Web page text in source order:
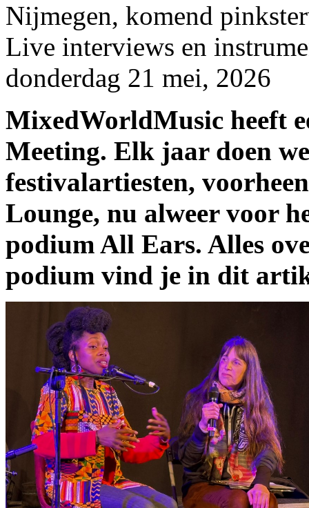
Nijmegen, komend
Live interviews en
donderdag 21 mei, 2026
MixedWorldMusic heeft
Meeting. Elk jaar doen
festivalartiesten,
Lounge, nu alweer voor
podium All Ears. Alles
podium vind je in dit